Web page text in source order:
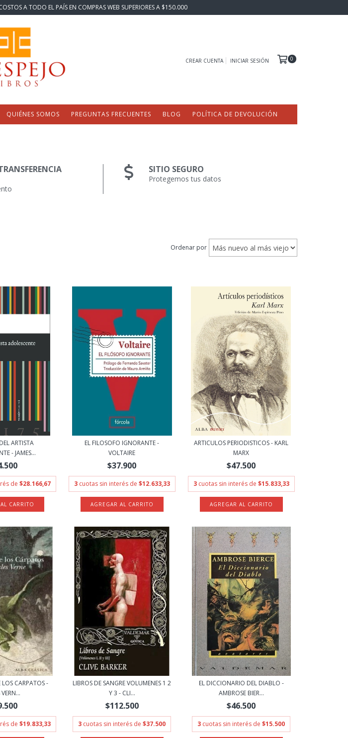
A TODO EL PAÍS EN COMPRAS WEB SUPERIORES A $150.000
CREAR CUENTA INICIAR SESIÓN 0
QUIÉNES SOMOS PREGUNTAS FRECUENTES BLOG POLÍTICA DE DEVOLUCIÓN
SITIO SEGURO
Protegemos tus datos
Ordenar por
ARTISTA
- JAMES...
de$28.166,67
EL FILOSOFO IGNORANTE -
VOLTAIRE
$37.900
3 cuotas sin interés de $12.633,33
ARTICULOS PERIODISTICOS - KARL
MARX
$47.500
3 cuotas sin interés de $15.833,33
LOS CARPATOS -
VERN...
de$19.833,33
LIBROS DE SANGRE VOLUMENES 1 2
Y 3 - CLI...
$112.500
3 cuotas sin interés de$37.500
EL DICCIONARIO DEL DIABLO -
AMBROSE BIER...
$46.500
3 cuotas sin interés de$15.500